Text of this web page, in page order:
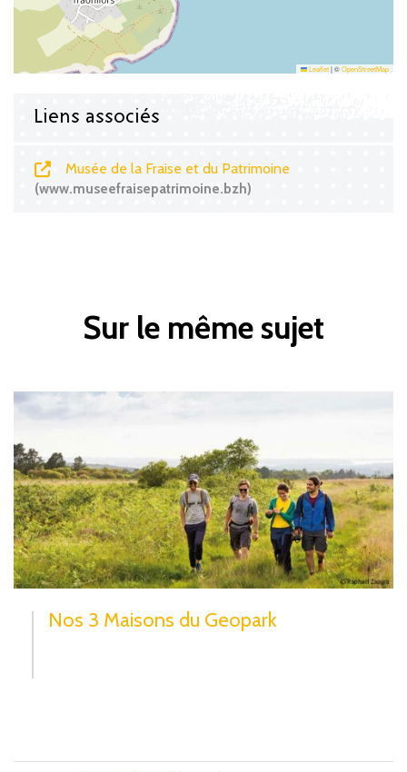
Leaflet|©OpenStreetMap
Liens associés
Musée de la Fraise et du Patrimoine
www.museefraisepatrimoine.bzh
Sur le même sujet
Nos 3 Maisons du Geopark